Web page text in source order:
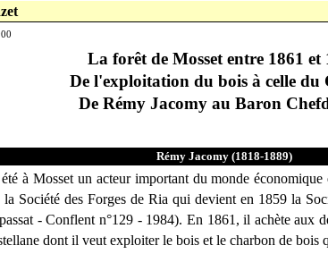
La forêt de Mosset entre 1861 et
De l'exploitation du bois à celle du
De Rémy Jacomy au Baron
Rémy Jacomy (1818-1889)
à Mosset un acteur important du monde économique
la Société des Forges de Ria qui devient en 1859 la
- Conflent n°129 - 1984). En 1861, il achète aux
dont il veut exploiter le bois et le charbon de bois